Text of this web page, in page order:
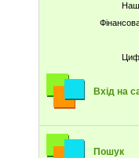
Вхід на
Пошук